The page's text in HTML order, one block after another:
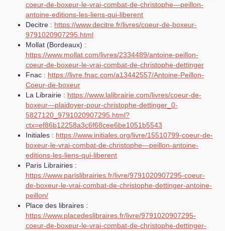
coeur-de-boxeur-le-vrai-combat-de-christophe—peillon-
antoine-editions-les-liens-qui-liberent
Decitre : https://www.decitre.fr/livres/coeur-de-boxeur-
9791020907295.html
Mollat (Bordeaux) :
https://www.mollat.com/livres/2334489/antoine-peillon-
coeur-de-boxeur-le-vrai-combat-de-christophe-dettinger
Fnac : https://livre.fnac.com/a13442557/Antoine-Peillon-
Coeur-de-boxeur
La Librairie : https://www.lalibrairie.com/livres/coeur-de-
boxeur—plaidoyer-pour-christophe-dettinger_0-
5827120_9791020907295.html?
ctx=ef86b12258a3c6f68cee6be1051b5543
Initiales : https://www.initiales.org/livre/15510799-coeur-de-
boxeur-le-vrai-combat-de-christophe—peillon-antoine-
editions-les-liens-qui-liberent
Paris Librairies :
https://www.parislibrairies.fr/livre/9791020907295-coeur-
de-boxeur-le-vrai-combat-de-christophe-dettinger-antoine-
peillon/
Place des libraires :
https://www.placedeslibraires.fr/livre/9791020907295-
coeur-de-boxeur-le-vrai-combat-de-christophe-dettinger-